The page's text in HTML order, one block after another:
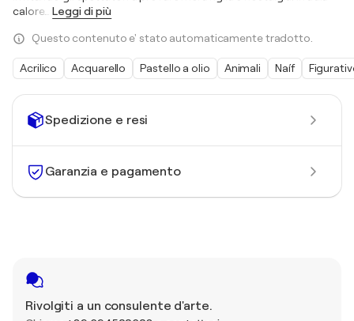
Spedizione e resi
Garanzia e pagamento
Rivolgiti a un consulente d'arte.
calore
Leggi di più
Questo contenuto e' stato automaticamente tradotto.
Acrilico Acquarello Pastello a olio Animali Naíf